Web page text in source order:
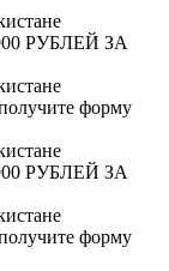
РУБЛЕЙ ЗА
форму
РУБЛЕЙ ЗА
форму